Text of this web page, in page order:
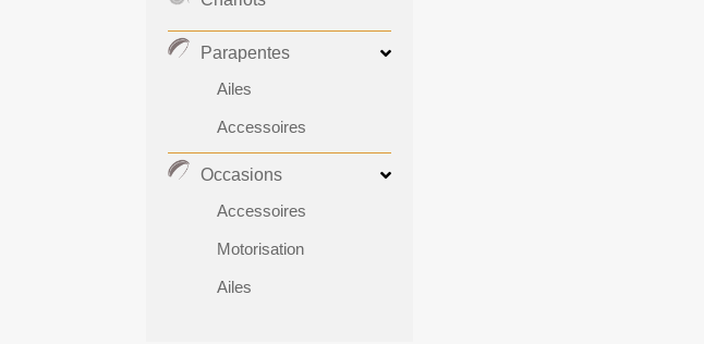
Parapentes
Ailes
Accessoires
Occasions
Accessoires
Motorisation
Ailes